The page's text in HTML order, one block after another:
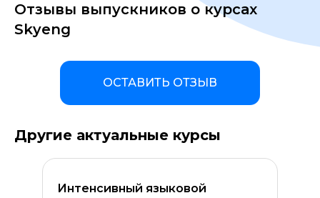
Отзывы выпускников о курсах
Skyeng
ОСТАВИТЬ ОТЗЫВ
Другие актуальные курсы
Интенсивный языковой